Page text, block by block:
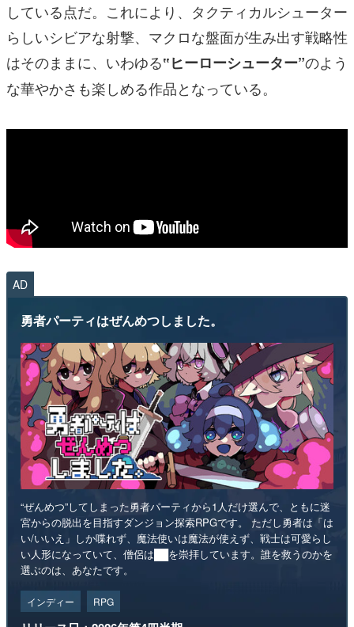
している点だ。これにより、タクティカルシューター
らしいシビアな射撃、マクロな盤面が生み出す戦略性
はそのままに、いわゆる‟ヒーローシューター”のよう
な華やかさも楽しめる作品となっている。
AD
勇者パーティはぜんめつしました。
“ぜんめつ”してしまった勇者パーティから1人だけ選んで、ともに迷
宮からの脱出を目指すダンジョン探索RPGです。 ただし勇者は「は
い/いいえ」しか喋れず、魔法使いは魔法が使えず、戦士は可愛らし
い人形になっていて、僧侶は██を崇拝しています。誰を救うのかを
選ぶのは、あなたです。
インディー RPG